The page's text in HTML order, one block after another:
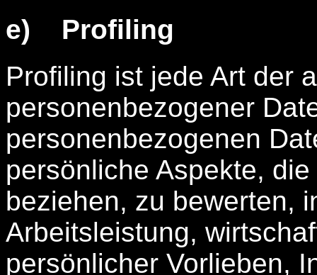
e) Profiling
Profiling ist jede Art der
personenbezogener
personenbezogenen
persönliche Aspekte,
beziehen, zu bewerten,
Arbeitsleistung,
persönlicher Vorlieben,